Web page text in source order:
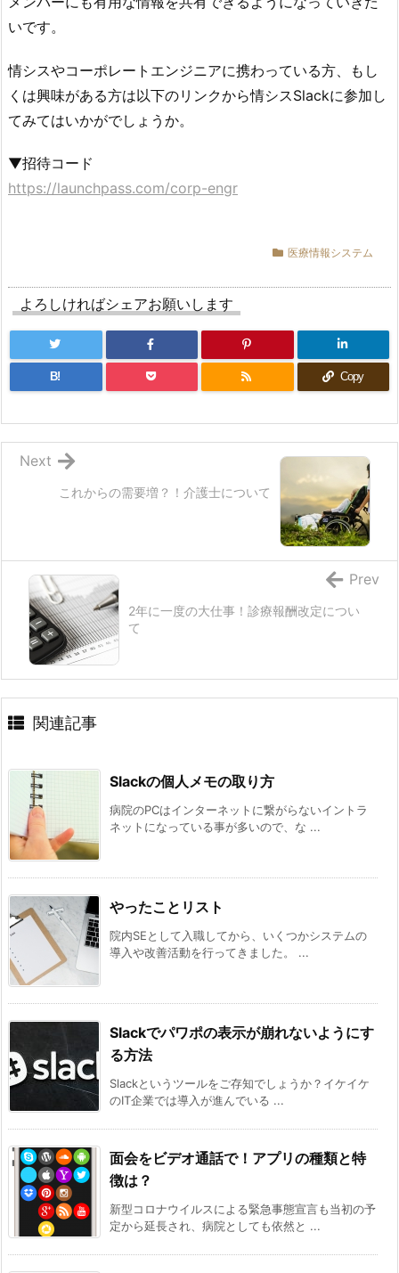
いです。
情シスやコーポレートエンジニアに携わっている方、もし
くは興味がある方は以下のリンクから情シスSlackに参加し
てみてはいかがでしょうか。
▼招待コード
https://launchpass.com/corp-engr
医療情報システム
よろしければシェアお願いします
B! Copy
これからの需要増？！介護士について
Next
2年に一度の大仕事！診療報酬改定につい
て
Prev
関連記事
Slackの個人メモの取り方
病院のPCはインターネットに繋がらないイントラ
ネットになっている事が多いので、な ...
やったことリスト
院内SEとして入職してから、いくつかシステムの
導入や改善活動を行ってきました。 ...
Slackでパワポの表示が崩れないようにす
る方法
Slackというツールをご存知でしょうか？イケイケ
のIT企業では導入が進んでいる ...
面会をビデオ通話で！アプリの種類と特
徴は？
新型コロナウイルスによる緊急事態宣言も当初の予
定から延長され、病院としても依然と ...